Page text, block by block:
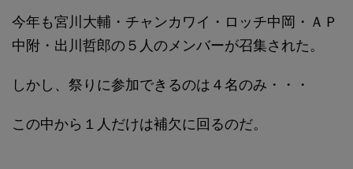
今年も宮川大輔・チャンカワイ・ロッチ中岡・ＡＰ
中附・出川哲郎の５人のメンバーが召集された。
しかし、祭りに参加できるのは４名のみ・・・
この中から１人だけは補欠に回るのだ。